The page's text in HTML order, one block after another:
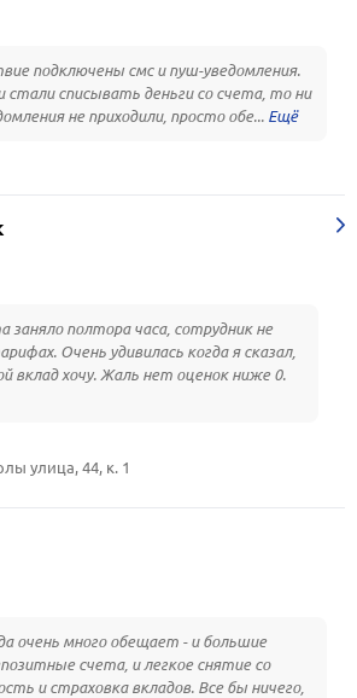
подключены смс и пуш-уведомления.
стали списывать деньги со счета, то ни
не приходили, просто обе...
полтора часа, сотрудник не
Очень удивилась когда я сказал,
вклад хочу. Жаль нет оценок ниже 0.
улица, 44, к. 1
очень много обещает - и большие
счета, и легкое снятие со
и страховка вкладов. Все бы ничего,